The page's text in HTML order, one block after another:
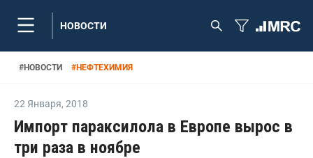
НОВОСТИ
#НОВОСТИ #НЕФТЕХИМИЯ
22 Января, 2018
Импорт параксилола в Европе вырос в
три раза в ноябре